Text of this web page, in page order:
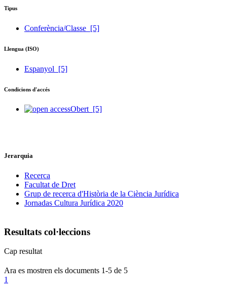
Tipus
Conferència/Classe [5]
Llengua (ISO)
Espanyol [5]
Condicions d'accés
Obert [5]
Jerarquia
Recerca
Facultat de Dret
Grup de recerca d'Història de la Ciència Jurídica
Jornadas Cultura Jurídica 2020
Resultats col·leccions
Cap resultat
Ara es mostren els documents 1-5 de 5
1